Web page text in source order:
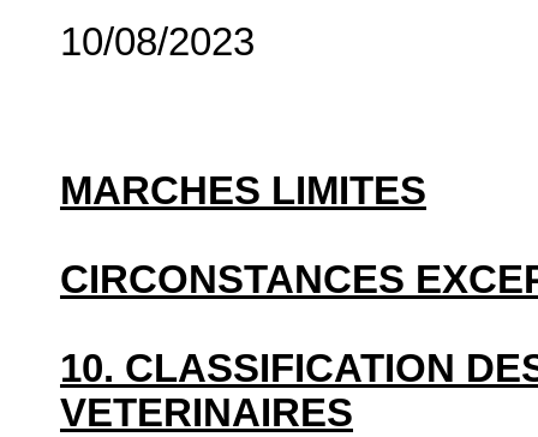
10/08/2023
MARCHES LIMITES
CIRCONSTANCES
10. CLASSIFICATION
VETERINAIRES